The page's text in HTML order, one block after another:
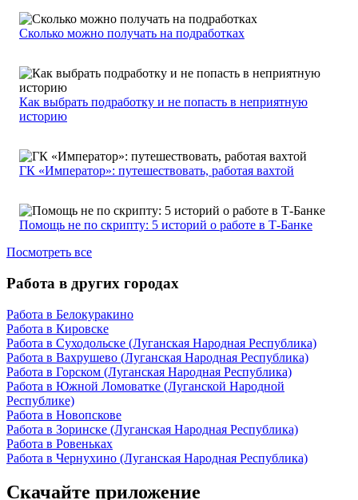
Сколько можно получать на подработках
Как выбрать подработку и не попасть в неприятную
историю
ГК «Император»: путешествовать, работая вахтой
Помощь не по скрипту: 5 историй о работе в Т-Банке
Посмотреть все
Работа в других городах
Работа в Белокуракино
Работа в Кировске
Работа в Суходольске (Луганская Народная Республика)
Работа в Вахрушево (Луганская Народная Республика)
Работа в Горском (Луганская Народная Республика)
Работа в Южной Ломоватке (Луганской Народной
Республике)
Работа в Новопскове
Работа в Зоринске (Луганская Народная Республика)
Работа в Ровеньках
Работа в Чернухино (Луганская Народная Республика)
Скачайте приложение